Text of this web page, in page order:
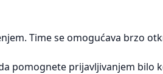
Time se omogućava brzo
pomognete prijavljivanjem bilo